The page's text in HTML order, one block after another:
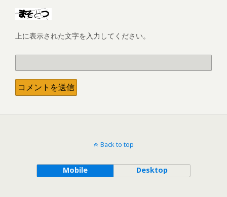
上に表示された文字を入力してください。
Back to top
Mobile Desktop